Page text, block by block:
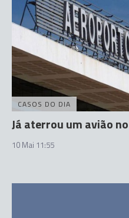
CASOS DO DIA
Já aterrou um avião
10 Mai 11:55